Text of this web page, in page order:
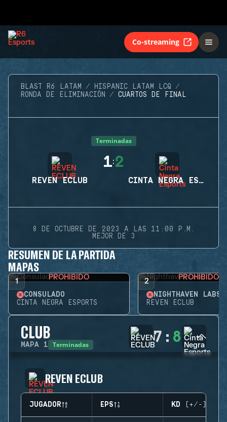
Co-streaming
BLAST R6 LATAM
HISPANIC LATAM LCQ
RONDA DE ELIMINACIÓN
CUARTOS DE FINAL
Terminadas
REVEN ECLUB
1:2
CINTA NEGRA ESPORTS
8 DE OCTUBRE DE 2023 A LAS 11:00 P.M.
MEJOR DE 3
RESUMEN DE LA PARTIDA
MAPAS
1 PROHIBIDO
CONSULADO
CINTA NEGRA ESPORTS
2 PROHIBIDO
NIGHTHAVEN LABS
REVEN ECLUB
CLUB
MAPA 1 Terminadas 7 : 8
REVEN ECLUB
JUGADOR EPS KD (+/-)